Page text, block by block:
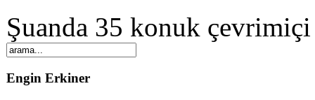
Şuanda 35 konuk çevrimiçi
Engin Erkiner